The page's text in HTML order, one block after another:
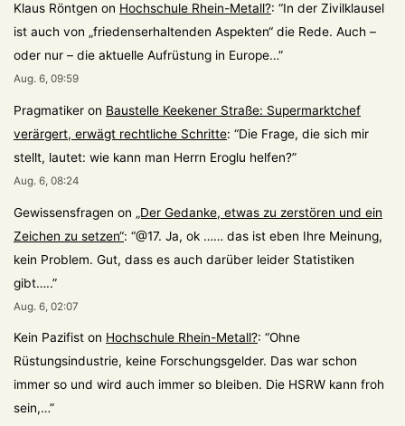
Klaus Röntgen on Hochschule Rhein-Metall?: “In der Zivilklausel
ist auch von „friedenserhaltenden Aspekten“ die Rede. Auch –
oder nur – die aktuelle Aufrüstung in Europe…”
Aug. 6, 09:59
Pragmatiker on Baustelle Keekener Straße: Supermarktchef
verärgert, erwägt rechtliche Schritte: “Die Frage, die sich mir
stellt, lautet: wie kann man Herrn Eroglu helfen?”
Aug. 6, 08:24
Gewissensfragen on „Der Gedanke, etwas zu zerstören und ein
Zeichen zu setzen“: “@17. Ja, ok …… das ist eben Ihre Meinung,
kein Problem. Gut, dass es auch darüber leider Statistiken
gibt…..”
Aug. 6, 02:07
Kein Pazifist on Hochschule Rhein-Metall?: “Ohne
Rüstungsindustrie, keine Forschungsgelder. Das war schon
immer so und wird auch immer so bleiben. Die HSRW kann froh
sein,…”